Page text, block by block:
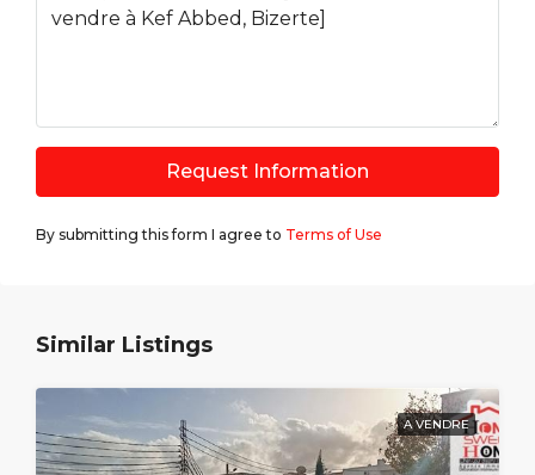
Request Information
By submitting this form I agree to Terms of Use
Similar Listings
A VENDRE